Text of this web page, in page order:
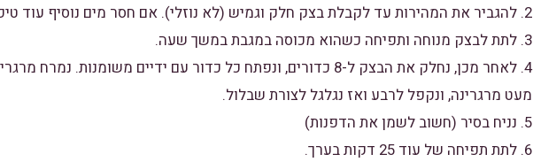
2. להגביר את המהירות עד לקבלת בצק חלק וגמיש (לא נוזלי). אם חסר מים נוסיף עוד טיפה.
3. לתת לבצק מנוחה ותפיחה כשהוא מכוסה במגבת במשך שעה.
4. לאחר מכן, נחלק את הבצק ל-8 כדורים, ונפתח כל כדור עם ידיים
מעט מרגרינה, ונקפל לרבע ואז נגלגל לצורת שבלול.
5. נניח בסיר (חשוב לשמן את הדפנות)
6. לתת תפיחה של עוד 25 דקות בערך.